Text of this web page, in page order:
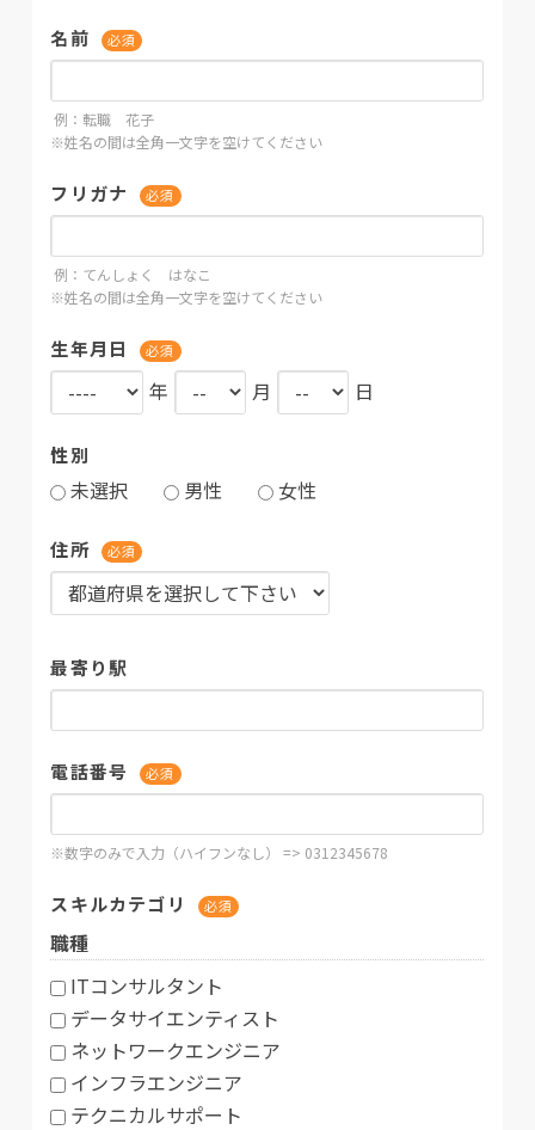
名前 必須
例：転職 花子
※姓名の間は全角一文字を空けてください
フリガナ 必須
例：てんしょく はなこ
※姓名の間は全角一文字を空けてください
生年月日 必須
年 月 日
性別
未選択 男性 女性
住所 必須
最寄り駅
電話番号 必須
※数字のみで入力（ハイフンなし） => 0312345678
スキルカテゴリ 必須
職種
ITコンサルタント
データサイエンティスト
ネットワークエンジニア
インフラエンジニア
テクニカルサポート